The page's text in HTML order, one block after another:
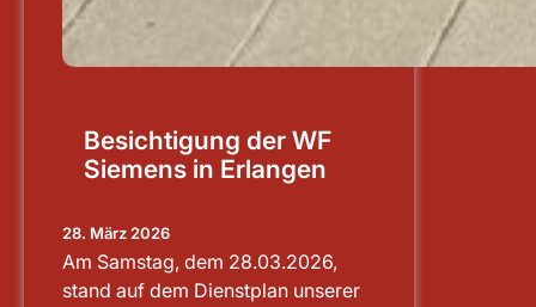
Besichtigung der WF
Siemens in Erlangen
28. März 2026
Am Samstag, dem 28.03.2026,
stand auf dem Dienstplan unserer